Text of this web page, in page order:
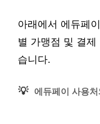
아래에서 에듀페
별 가맹점 및 결
습니다.
💡 에듀페이 사용